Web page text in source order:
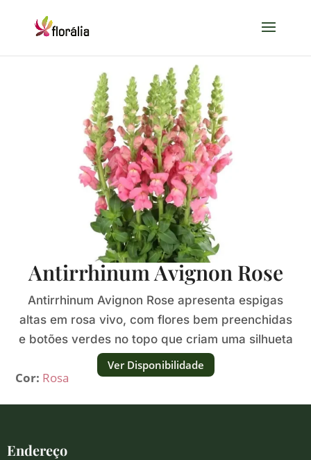
Antirrhinum Avignon Rose
Antirrhinum Avignon Rose apresenta espigas
altas em rosa vivo, com flores bem preenchidas
e botões verdes no topo que criam uma silhueta
fresca e luminosa.
Cor: Rosa
Ver Disponibilidade
Endereço